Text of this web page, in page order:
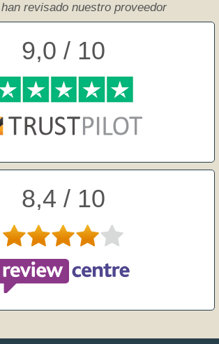
revisado nuestro proveedor
9,0 / 10
8,4 / 10